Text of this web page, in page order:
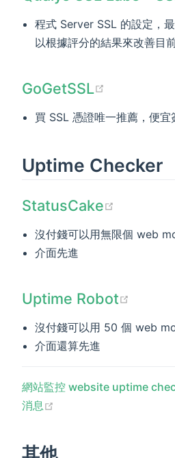
程式 Server SSL 的設定，
以根據評分的結果來改善目
GoGetSSL
買 SSL 憑證唯一推薦，便
Uptime Checker
StatusCake
沒付錢可以用無限個 web
介面先進
Uptime Robot
沒付錢可以用 50 個 web
介面還算先進
網站監控 website uptime
消息
其他